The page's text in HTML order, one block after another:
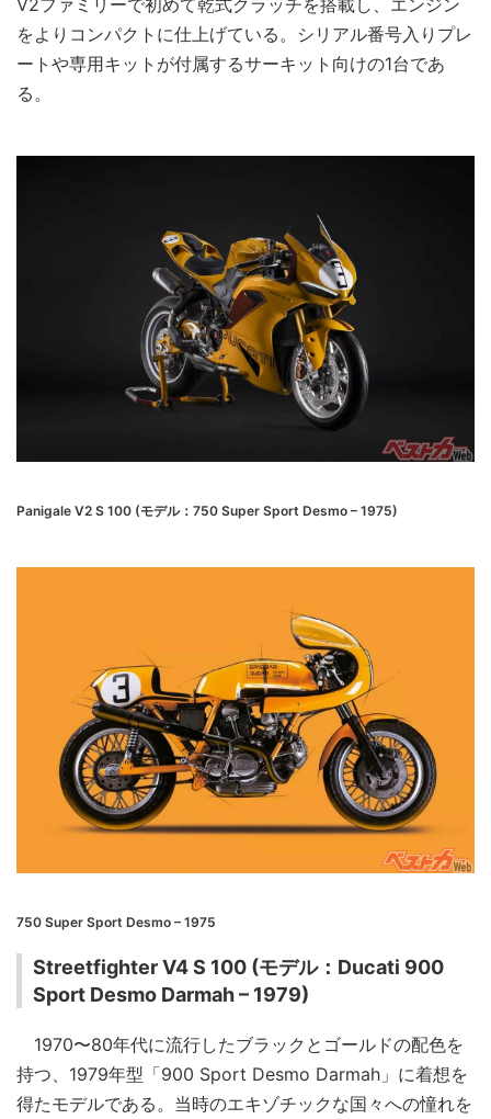
V2ファミリーで初めて乾式クラッチを搭載し、エンジン
をよりコンパクトに仕上げている。シリアル番号入りプレ
ートや専用キットが付属するサーキット向けの1台であ
る。
Panigale V2 S 100 (モデル：750 Super Sport Desmo – 1975)
750 Super Sport Desmo – 1975
Streetfighter V4 S 100 (モデル：Ducati 900
Sport Desmo Darmah – 1979)
1970〜80年代に流行したブラックとゴールドの配色を
持つ、1979年型「900 Sport Desmo Darmah」に着想を
得たモデルである。当時のエキゾチックな国々への憧れを